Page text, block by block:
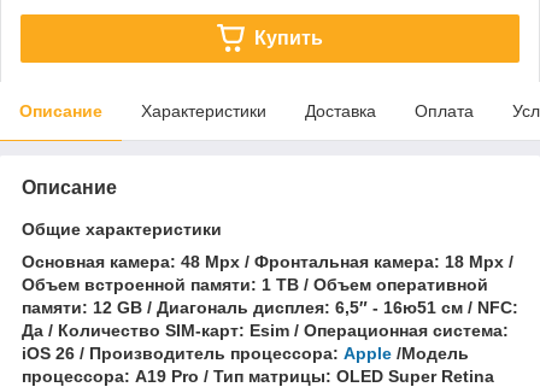
Купить
Описание Характеристики Доставка Оплата
Описание
Общие характеристики
Основная камера: 48 Mpx / Фронтальная камера: 18 Mpx /
Объем встроенной памяти: 1 TB / Объем оперативной
памяти: 12 GB / Диагональ дисплея: 6,5″ - 16ю51 см / NFC:
Да / Количество SIM-карт: Esim / Операционная система:
iOS 26 / Производитель процессора: Apple /Модель
процессора: A19 Pro / Тип матрицы: OLED Super Retina